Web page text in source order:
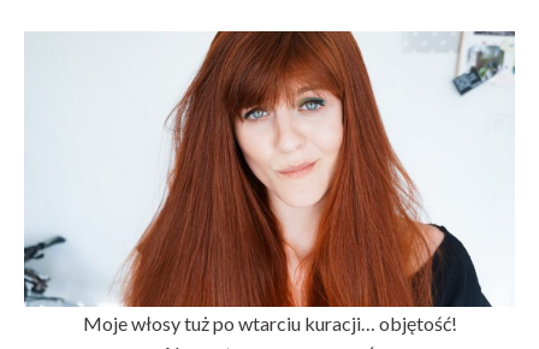
Moje włosy tuż po wtarciu kuracji… objętość!